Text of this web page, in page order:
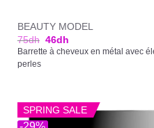
BEAUTY MODEL
75dh 46dh
Barrette à cheveux en métal avec
perles
SPRING SALE